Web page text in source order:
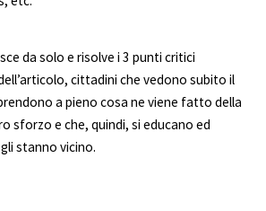
da solo e risolve i 3 punti critici
cittadini che vedono subito il
a pieno cosa ne viene fatto della
sforzo e che, quindi, si educano ed
stanno vicino.